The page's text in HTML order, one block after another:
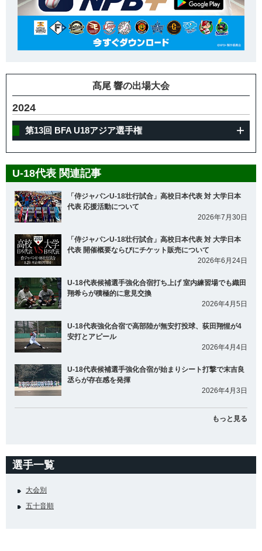
髙尾 響の出場大会
2024
第13回 BFA U18アジア選手権
U-18代表 関連記事
「侍ジャパンU-18壮行試合」高校日本代表 対 大学日本
代表 応援活動について
2026年7月30日
「侍ジャパンU-18壮行試合」高校日本代表 対 大学日本
代表 開催概要ならびにチケット販売について
2026年6月24日
U-18代表候補選手強化合宿打ち上げ 室内練習場でも織田
翔希らが積極的に意見交換
2026年4月5日
U-18代表強化合宿で高部陸が無安打投球、荻田翔惺が4
安打とアピール
2026年4月4日
U-18代表候補選手強化合宿が始まりシート打撃で末吉良
丞らが存在感を発揮
2026年4月3日
もっと見る
選手一覧
大会別
五十音順